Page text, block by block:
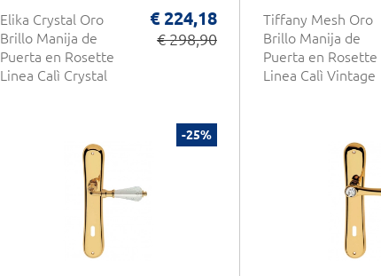
Elika Crystal Oro
Brillo Manija de
Puerta en Rosette
Linea Calì Crystal
€ 224,18
€ 298,90
Tiffany Mesh Oro
Brillo Manija de
Puerta en Rosette
Linea Calì Vintage
-25%